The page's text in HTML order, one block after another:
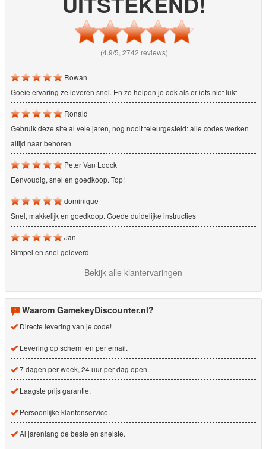
(4.9/5, 2742 reviews)
Rowan
Goeie ervaring ze leveren snel. En ze helpen je ook als er iets niet lukt
Ronald
Gebruik deze site al vele jaren, nog nooit teleurgesteld: alle codes werken
altijd naar behoren
Peter Van Loock
Eenvoudig, snel en goedkoop. Top!
dominique
Snel, makkelijk en goedkoop. Goede duidelijke instructies
Jan
Simpel en snel geleverd.
Bekijk alle klantervaringen
Waarom GamekeyDiscounter.nl?
Directe levering van je code!
Levering op scherm en per email.
7 dagen per week, 24 uur per dag open.
Laagste prijs garantie.
Persoonlijke klantenservice.
Al jarenlang de beste en snelste.